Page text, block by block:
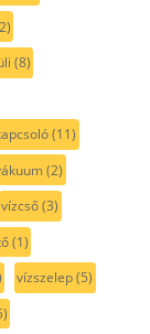
(8)
(11)
(2)
vízcső(3)
(1)
vízszelep(5)